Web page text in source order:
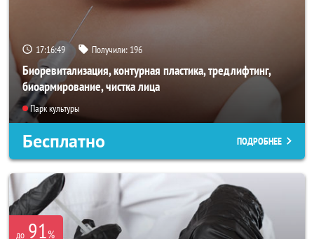
17:16:47 Получили: 196
Биоревитализация, контурная пластика, тредлифтинг,
биоармирование, чистка лица
Парк культуры
Бесплатно ПОДРОБНЕЕ
до 91%